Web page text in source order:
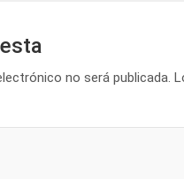
no será publicada.